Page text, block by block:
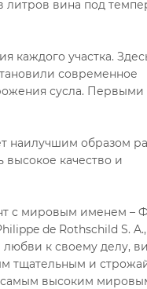
литров вина под
каждого участка.
современное
сусла.
наилучшим образом
высокое качество и
с мировым именем –
de Rothschild S.
к своему делу,
тщательным и
самым высоким